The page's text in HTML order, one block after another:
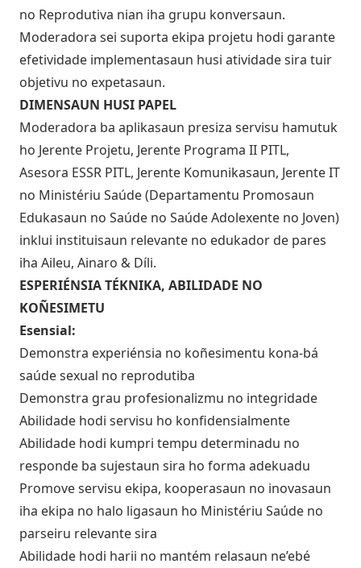
no Reprodutiva nian iha grupu konversaun.
Moderadora sei suporta ekipa projetu hodi garante
efetividade implementasaun husi atividade sira tuir
objetivu no expetasaun.
DIMENSAUN HUSI PAPEL
Moderadora ba aplikasaun presiza servisu hamutuk
ho Jerente Projetu, Jerente Programa II PITL,
Asesora ESSR PITL, Jerente Komunikasaun, Jerente IT
no Ministériu Saúde (Departamentu Promosaun
Edukasaun no Saúde no Saúde Adolexente no Joven)
inklui instituisaun relevante no edukador de pares
iha Aileu, Ainaro & Díli.
ESPERIÉNSIA TÉKNIKA, ABILIDADE NO
KOÑESIMETU
Esensial:
Demonstra experiénsia no koñesimentu kona-bá
saúde sexual no reprodutiba
Demonstra grau profesionalizmu no integridade
Abilidade hodi servisu ho konfidensialmente
Abilidade hodi kumpri tempu determinadu no
responde ba sujestaun sira ho forma adekuadu
Promove servisu ekipa, kooperasaun no inovasaun
iha ekipa no halo ligasaun ho Ministériu Saúde no
parseiru relevante sira
Abilidade hodi harii no mantém relasaun ne’ebé